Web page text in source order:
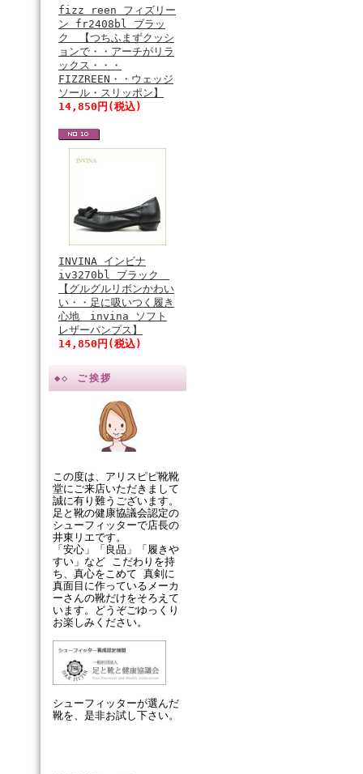
fizz reen フィズリー
ン fr2408bl ブラッ
ク 【つちふまずクッシ
ョンで・・アーチがリラ
ックス・・・
FIZZREEN・・ウェッジ
ソール・スリッポン】
14,850円(税込)
INVINA インビナ
iv3270bl ブラック
【グルグルリボンかわい
い・・足に吸いつく履き
心地 invina ソフト
レザーパンプス】
14,850円(税込)
◆◇ ご挨拶
この度は、アリスピピ靴靴
堂にご来店いただきまして
誠に有り難うございます。
足と靴の健康協議会認定の
シューフィッターで店長の
井東リエです。
「安心」「良品」「履きや
すい」など こだわりを持
ち、真心をこめて 真剣に
真面目に作っているメーカ
ーさんの靴だけをそろえて
います。どうぞごゆっくり
お楽しみください。
シューフィッターが選んだ
靴を、是非お試し下さい。